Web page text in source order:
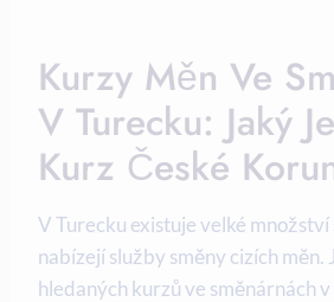
Kurzy Měn Ve
V Turecku: Jaký
Kurz České
V Turecku existuje velké
nabízejí služby směny cizích měn.
hledaných kurzů ve směnárnách